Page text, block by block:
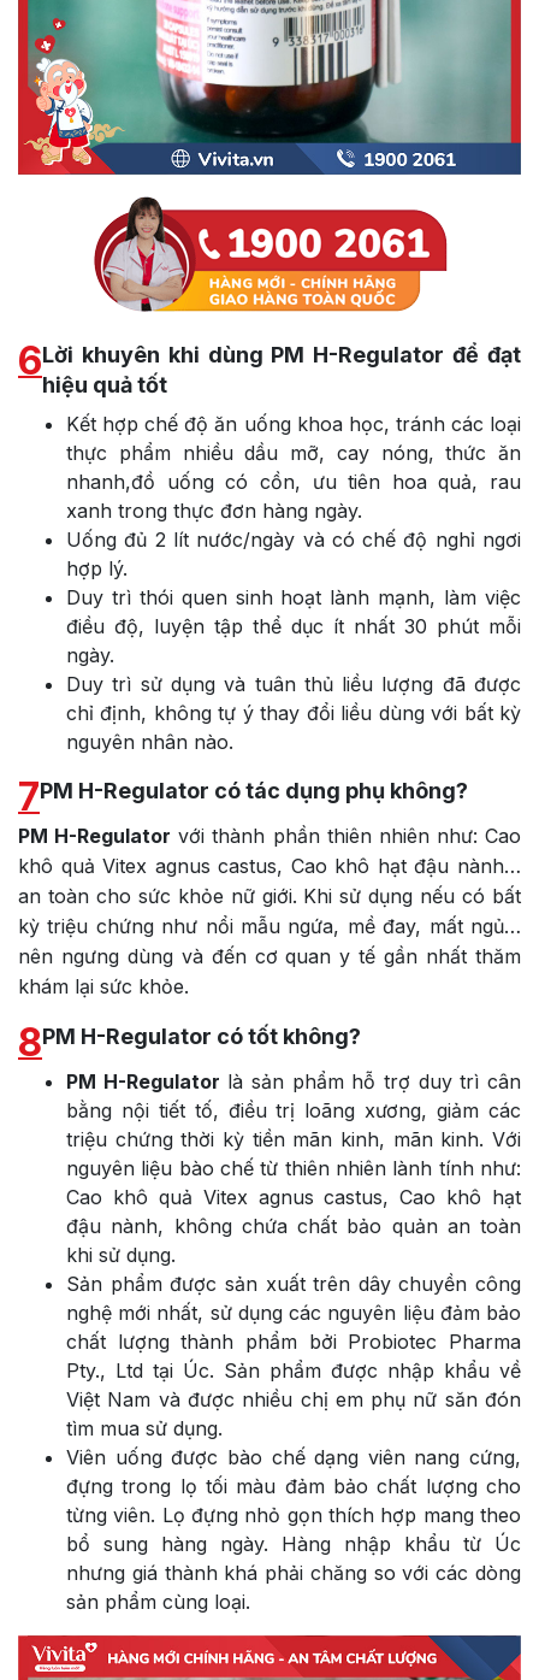
6Lời khuyên khi dùng PM H-Regulator để đạt
hiệu quả tốt
Kết hợp chế độ ăn uống khoa học, tránh các loại
thực phẩm nhiều dầu mỡ, cay nóng, thức ăn
nhanh,đồ uống có cồn, ưu tiên hoa quả, rau
xanh trong thực đơn hàng ngày.
Uống đủ 2 lít nước/ngày và có chế độ nghỉ ngơi
hợp lý.
Duy trì thói quen sinh hoạt lành mạnh, làm việc
điều độ, luyện tập thể dục ít nhất 30 phút mỗi
ngày.
Duy trì sử dụng và tuân thủ liều lượng đã được
chỉ định, không tự ý thay đổi liều dùng với bất kỳ
nguyên nhân nào.
7PM H-Regulator có tác dụng phụ không?
PM H-Regulator với thành phần thiên nhiên như: Cao
khô quả Vitex agnus castus, Cao khô hạt đậu nành…
an toàn cho sức khỏe nữ giới. Khi sử dụng nếu có bất
kỳ triệu chứng như nổi mẫu ngứa, mề đay, mất ngủ…
nên ngưng dùng và đến cơ quan y tế gần nhất thăm
khám lại sức khỏe.
8PM H-Regulator có tốt không?
PM H-Regulator là sản phẩm hỗ trợ duy trì cân
bằng nội tiết tố, điều trị loãng xương, giảm các
triệu chứng thời kỳ tiền mãn kinh, mãn kinh. Với
nguyên liệu bào chế từ thiên nhiên lành tính như:
Cao khô quả Vitex agnus castus, Cao khô hạt
đậu nành, không chứa chất bảo quản an toàn
khi sử dụng.
Sản phẩm được sản xuất trên dây chuyền công
nghệ mới nhất, sử dụng các nguyên liệu đảm bảo
chất lượng thành phẩm bởi Probiotec Pharma
Pty., Ltd tại Úc. Sản phẩm được nhập khẩu về
Việt Nam và được nhiều chị em phụ nữ săn đón
tìm mua sử dụng.
Viên uống được bào chế dạng viên nang cứng,
đựng trong lọ tối màu đảm bảo chất lượng cho
từng viên. Lọ đựng nhỏ gọn thích hợp mang theo
bổ sung hàng ngày. Hàng nhập khẩu từ Úc
nhưng giá thành khá phải chăng so với các dòng
sản phẩm cùng loại.